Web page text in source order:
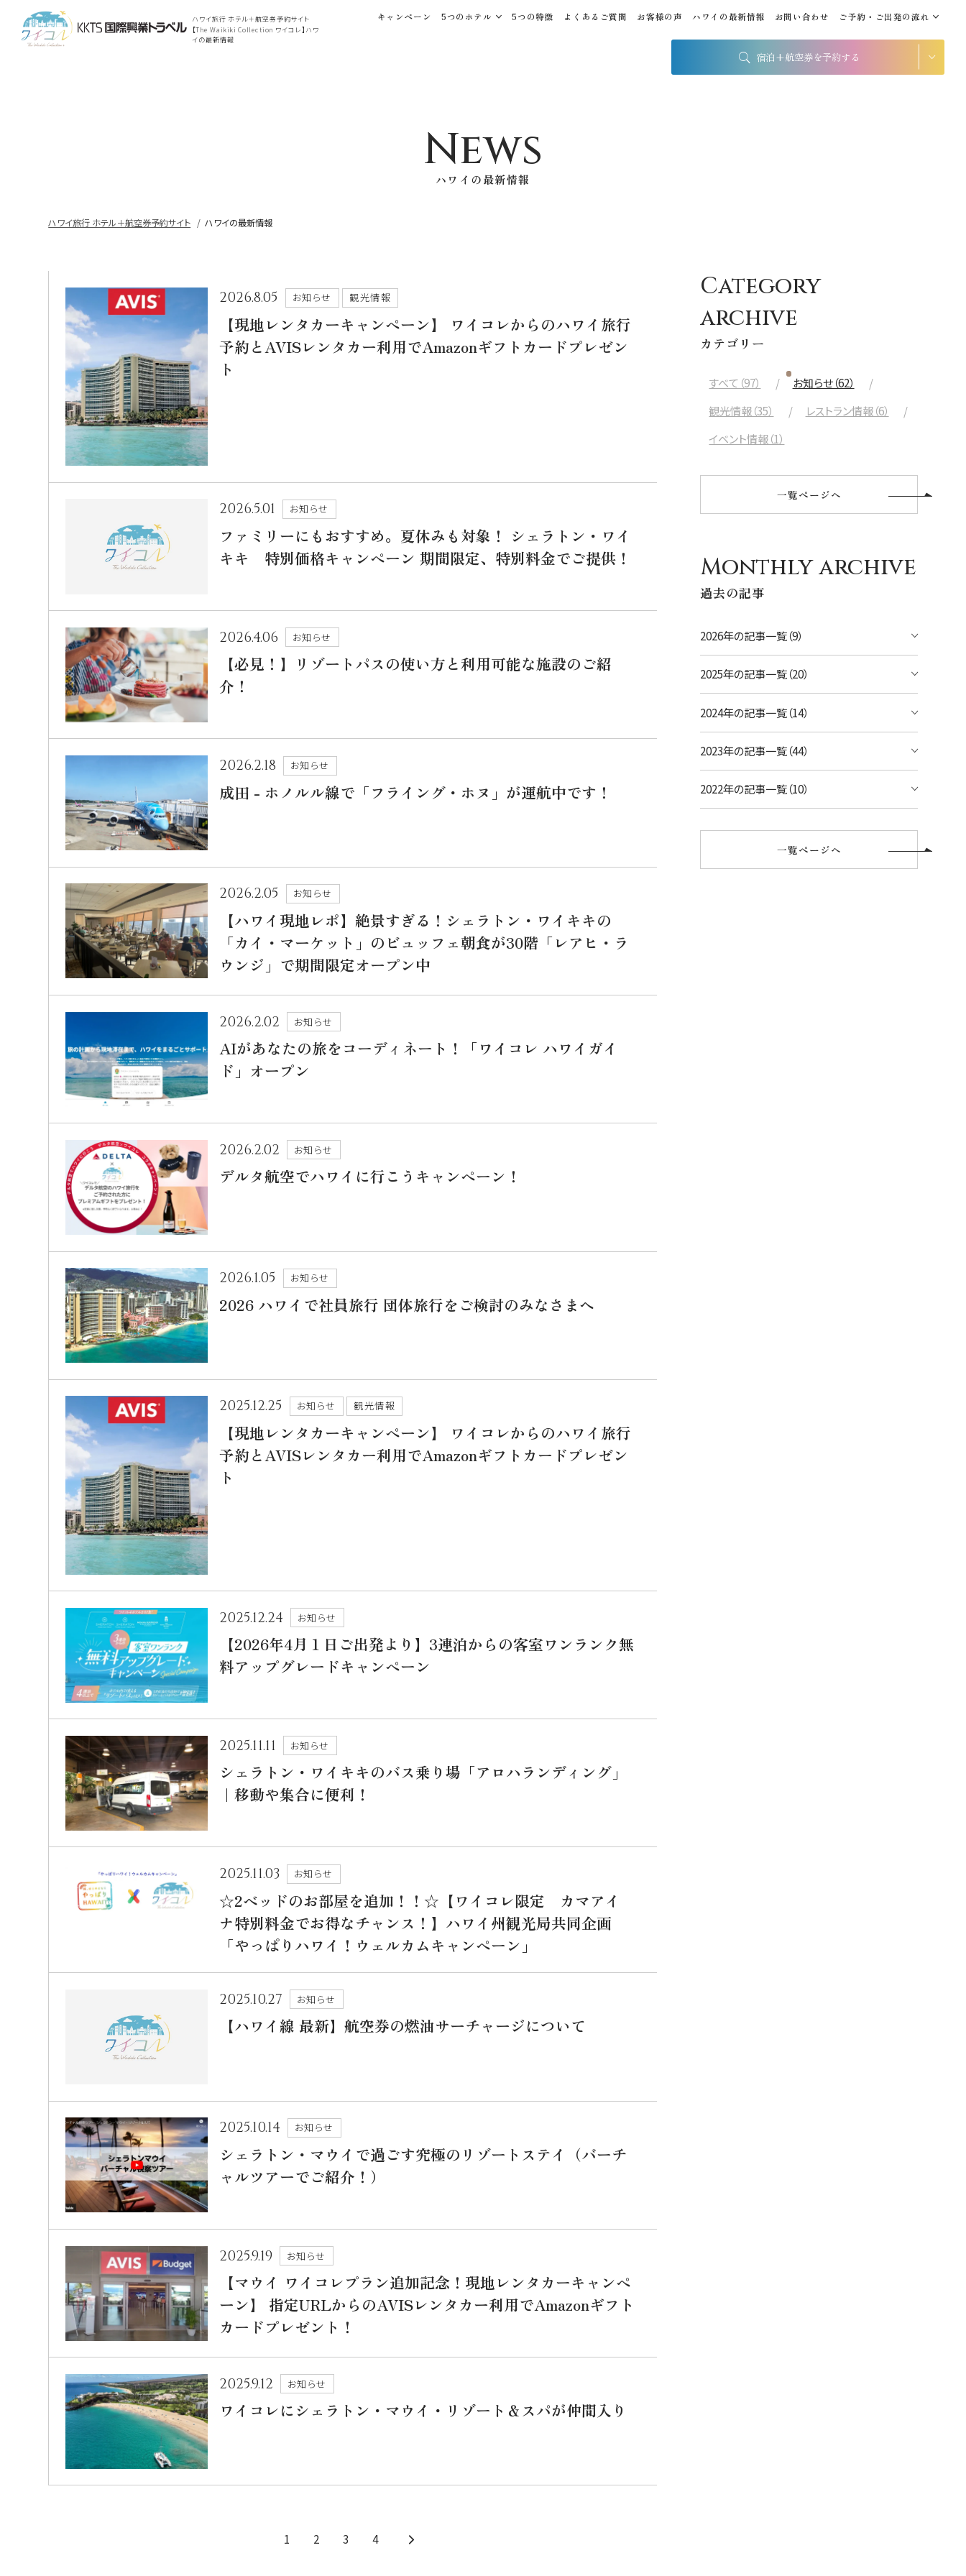
ハワイ旅行 ホテル＋航空券予約サイト
【The Waikiki Collection ワイコレ】ハワ
イの最新情報
キャンペーン 5つのホテル 5つの特徴 よくあるご質問 お客様の声 ハワイの最新情報 お問い合わせ ご予約・ご出発の流れ
宿泊+航空券を予約する
航空会社
出発日
2026年8月31日(月)
大人
宿泊予約のみのお客様
シェラトン・ワイキキ・ビーチリゾート
ロイヤルハワイアン ラグジュアリーコレクシ
ョンリゾート
モアナサーフライダー ウェスティンリゾート
シェラトン プリンセス・カイウラニ
シェラトン・マウイ・リゾート&スパ
ご予約内容の確認・キャンセル
News
ハワイの最新情報
ハワイ旅行 ホテル＋航空券予約サイト ハワイの最新情報
2026.8.05 お知らせ 観光情報
【現地レンタカーキャンペーン】 ワイコレからのハワイ旅行
予約とAVISレンタカー利用でAmazonギフトカードプレゼン
ト
2026.5.01 お知らせ
ファミリーにもおすすめ。夏休みも対象！ シェラトン・ワイ
キキ 特別価格キャンペーン 期間限定、特別料金でご提供！
2026.4.06 お知らせ
【必見！】リゾートパスの使い方と利用可能な施設のご紹
介！
2026.2.18 お知らせ
成田 - ホノルル線で「フライング・ホヌ」が運航中です！
2026.2.05 お知らせ
【ハワイ現地レポ】絶景すぎる！シェラトン・ワイキキの
「カイ・マーケット」のビュッフェ朝食が30階「レアヒ・ラ
ウンジ」で期間限定オープン中
2026.2.02 お知らせ
AIがあなたの旅をコーディネート！「ワイコレ ハワイガイ
ド」オープン
2026.2.02 お知らせ
デルタ航空でハワイに行こうキャンペーン！
2026.1.05 お知らせ
2026 ハワイで社員旅行 団体旅行をご検討のみなさまへ
2025.12.25 お知らせ 観光情報
【現地レンタカーキャンペーン】 ワイコレからのハワイ旅行
予約とAVISレンタカー利用でAmazonギフトカードプレゼン
ト
2025.12.24 お知らせ
【2026年4月１日ご出発より】3連泊からの客室ワンランク無
料アップグレードキャンペーン
2025.11.11 お知らせ
シェラトン・ワイキキのバス乗り場「アロハランディング」
｜移動や集合に便利！
2025.11.03 お知らせ
☆2ベッドのお部屋を追加！！☆【ワイコレ限定 カマアイ
ナ特別料金でお得なチャンス！】ハワイ州観光局共同企画
「やっぱりハワイ！ウェルカムキャンペーン」
2025.10.27 お知らせ
【ハワイ線 最新】航空券の燃油サーチャージについて
2025.10.14 お知らせ
シェラトン・マウイで過ごす究極のリゾートステイ（バーチ
ャルツアーでご紹介！）
2025.9.19 お知らせ
【マウイ ワイコレプラン追加記念！現地レンタカーキャンペ
ーン】 指定URLからのAVISレンタカー利用でAmazonギフト
カードプレゼント！
2025.9.12 お知らせ
ワイコレにシェラトン・マウイ・リゾート＆スパが仲間入り
1 2 3 4
Category
archive
カテゴリー
すべて（97）
お知らせ（62）
観光情報（35）
レストラン情報（6）
イベント情報（1）
一覧ページへ
Monthly archive
過去の記事
2026年の記事一覧（9）
2025年の記事一覧（20）
2024年の記事一覧（14）
2023年の記事一覧（44）
2022年の記事一覧（10）
一覧ページへ